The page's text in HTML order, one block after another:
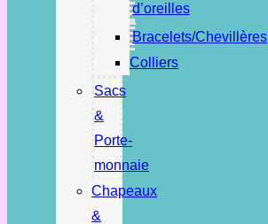
d’oreilles
Bracelets/Chevillères
Colliers
Sacs
&
Porte-
monnaie
Chapeaux
&